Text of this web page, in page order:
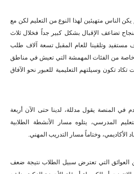
الناس متهيئين لهذا النوع من التعليم لكن مع
تضاعف الإقبال بشكل كبير جداً فخلال ثلاث
وتلقينا للعام المقبل تسعة آلاف طلب
وخاصة من الفئات المهمشة التي تعيش في مناطق
تكاد تكون وسيلتهم التعليمية للعبور نحو الآفاق
في المنصة يقول مدللة، لدينا حتى الآن أربعة
المدرسي، يتلوه مسار الأنشطة الطلابية
وختاماً مسار التدريب المهني.
العوائق التي تعترض سبيل الطلاب نتيجة ضعف